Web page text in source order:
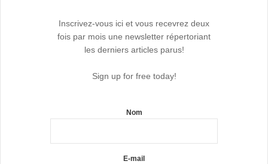
Inscrivez-vous ici et vous recevrez deux
fois par mois une newsletter répertoriant
les derniers articles parus!
Sign up for free today!
Nom
E-mail